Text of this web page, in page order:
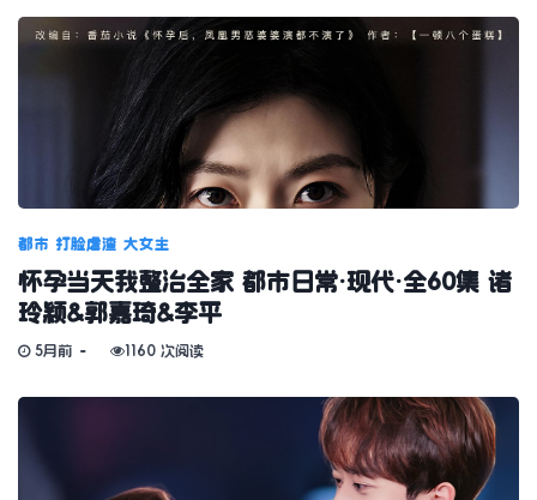
都市 打脸虐渣 大女主
怀孕当天我整治全家 都市日常·现代·全60集 诸
玲颖&郭嘉琦&李平
5月前 1160 次阅读